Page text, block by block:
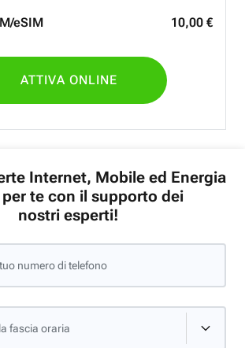
eSIM 10,00 €
ATTIVA ONLINE
Internet, Mobile ed Energia
te con il supporto dei
nostri esperti!
numero di telefono
fascia oraria